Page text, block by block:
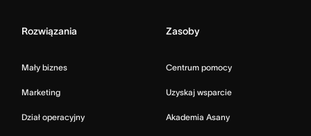
Rozwiązania
Mały biznes
Marketing
Dział operacyjny
Zasoby
Centrum pomocy
Uzyskaj wsparcie
Akademia Asany